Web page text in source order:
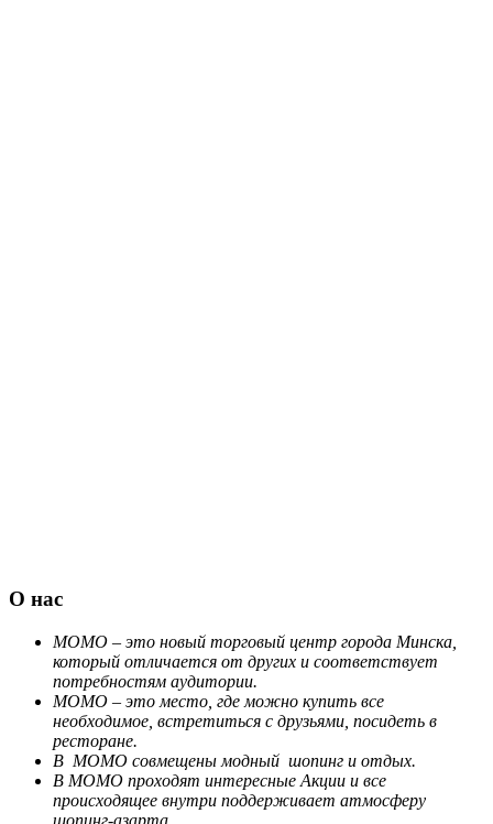
О нас
МОМО – это новый торговый центр города Минска,
который отличается от других и соответствует
потребностям аудитории.
МОМО – это место, где можно купить все
необходимое, встретиться с друзьями, посидеть в
ресторане.
В МОМО совмещены модный шопинг и отдых.
В МОМО проходят интересные Акции и все
происходящее внутри поддерживает атмосферу
шопинг-азарта.